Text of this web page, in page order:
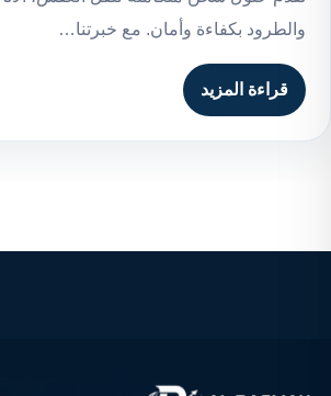
والطرود بكفاءة وأمان. مع خبرتنا…
قراءة المزيد